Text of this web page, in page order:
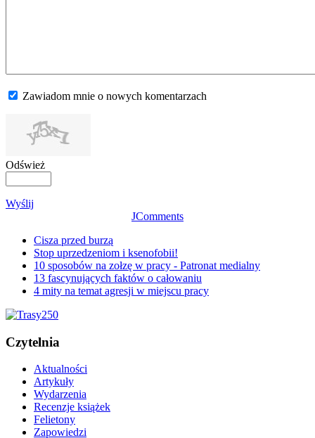
Zawiadom mnie o nowych komentarzach
Odśwież
Wyślij
JComments
Cisza przed burzą
Stop uprzedzeniom i ksenofobii!
10 sposobów na zołzę w pracy - Patronat medialny
13 fascynujących faktów o całowaniu
4 mity na temat agresji w miejscu pracy
Czytelnia
Aktualności
Artykuły
Wydarzenia
Recenzje książek
Felietony
Zapowiedzi